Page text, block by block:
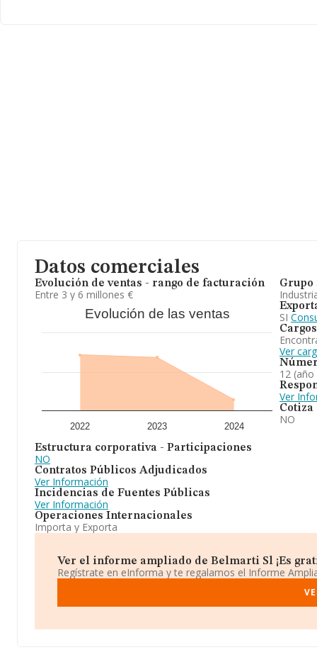
Datos comerciales
Evolución de ventas - rango de facturación
Entre 3 y 6 millones €
Evolución de las ventas
2022 2023 2024
Estructura corporativa - Participaciones
NO
Contratos Públicos Adjudicados
Ver Información
Incidencias de Fuentes Públicas
Ver Información
Operaciones Internacionales
Importa y Exporta
Grupo
SI
Cargos
Ver
12 (año
Ver
Cotiza
NO
Ver el informe ampliado de Belmarti Sl ¡Es
Regístrate en eInforma y te regalamos el Informe